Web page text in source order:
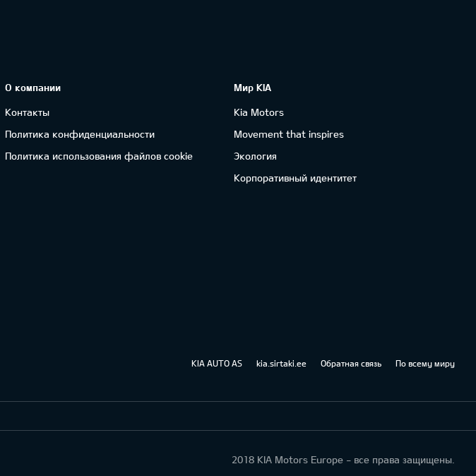
О компании
Контакты
Политика конфиденциальности
Политика использования файлов cookie
Мир KIA
Kia Motors
Movement that inspires
Экология
Корпоративный идентитет
KIA AUTO AS kia.sirtaki.ee Обратная связь По всему миру
2018 KIA Motors Europe - все права защищены.